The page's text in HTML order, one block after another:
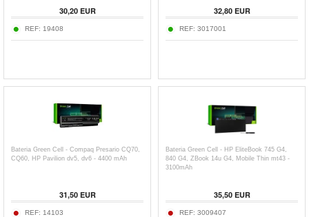
30,20EUR
REF: 19408
32,80EUR
REF: 3017001
Bateria Green Cell - Compaq Presario CQ70,
CQ60, HP Pavilion dv5, dv6 - 4400 mAh
31,50EUR
REF: 14103
Bateria Green Cell - HP EliteBook 745 G4,
840 G4, ZBook 14u G4, Mobile Thin mt43 -
3100mAh
35,50EUR
REF: 3009407